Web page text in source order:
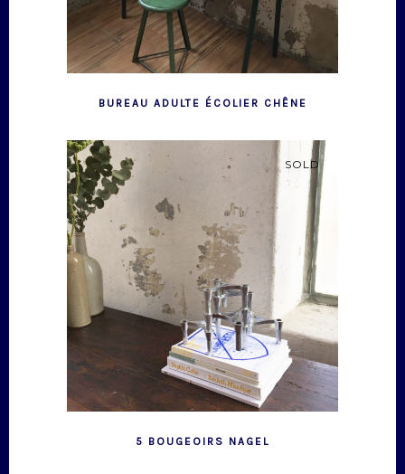
BUREAU ADULTE ÉCOLIER CHÊNE
SOLD
5 BOUGEOIRS NAGEL